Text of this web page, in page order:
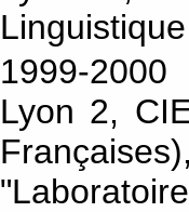
1999-
Lyon 2,